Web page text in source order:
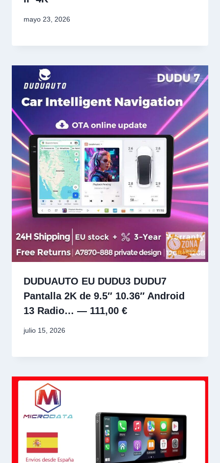
mayo 23, 2026
DUDUAUTO EU DUDU3 DUDU7
Pantalla 2K de 9.5″ 10.36″ Android
13 Radio… — 111,00 €
julio 15, 2026